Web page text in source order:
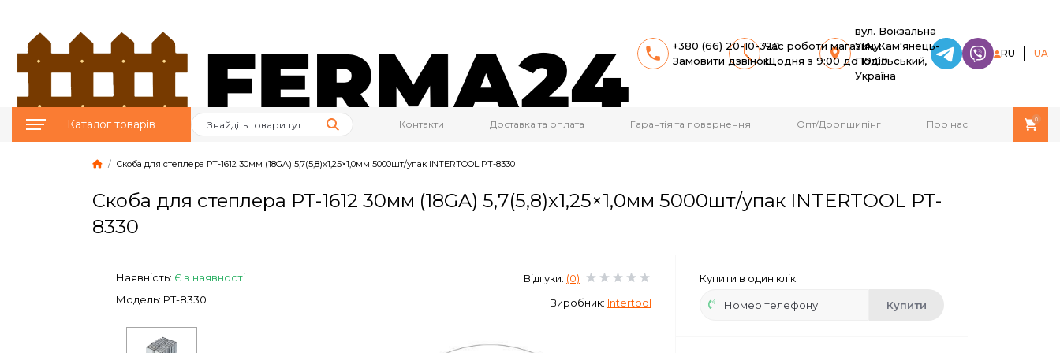
+380 (66) 20-10-320
Замовити дзвінок
Час роботи магазину:
Щодня з 9:00 до 19:00
вул. Вокзальна
71A, Кам'янець-
Подільський,
Україна
RU UA
Каталог товарів
Птахівництво
Тваринництво
Опалювальне
Контакти Доставка та оплата Гарантія та повернення Опт/Дропшипінг Про нас 0
Скоба для степлера РТ-1612 30мм (18GA) 5,7(5,8)x1,25×1,0мм 5000шт/упак INTERTOOL PT-8330
Скоба для степлера РТ-1612 30мм (18GA) 5,7(5,8)x1,25×1,0мм 5000шт/упак INTERTOOL PT-
8330
Наявність: Є в наявності
Модель: PT-8330
Відгуки: (0)
Виробник: Intertool
Купити в один клік
Купити